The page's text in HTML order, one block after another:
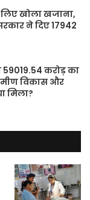
खोला खजाना,
ने दिए 17942
करोड़ का
विकास और
मिला?